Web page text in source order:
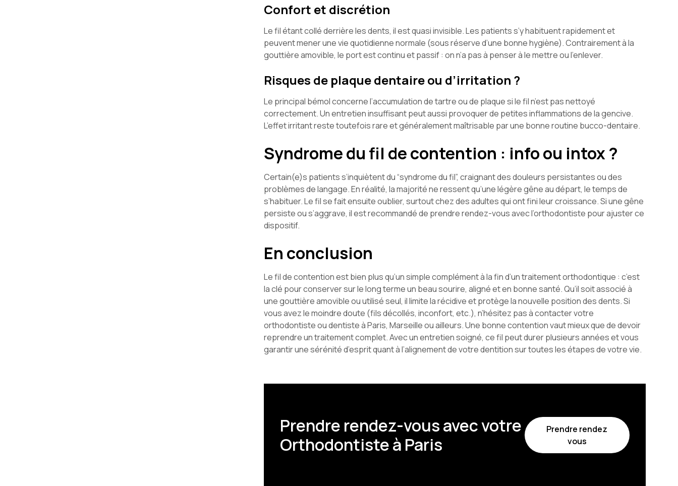
Confort et discrétion
Le fil étant collé derrière les dents, il est quasi invisible. Les patients s’y habituent rapidement et
peuvent mener une vie quotidienne normale (sous réserve d’une bonne hygiène). Contrairement à la
gouttière amovible, le port est continu et passif : on n’a pas à penser à le mettre ou l’enlever.
Risques de plaque dentaire ou d’irritation ?
Le principal bémol concerne l’accumulation de tartre ou de plaque si le fil n’est pas nettoyé
correctement. Un entretien insuffisant peut aussi provoquer de petites inflammations de la gencive.
L’effet irritant reste toutefois rare et généralement maîtrisable par une bonne routine bucco-dentaire.
Syndrome du fil de contention : info ou intox ?
Certain(e)s patients s’inquiètent du “syndrome du fil”, craignant des douleurs persistantes ou des
problèmes de langage. En réalité, la majorité ne ressent qu’une légère gêne au départ, le temps de
s’habituer. Le fil se fait ensuite oublier, surtout chez des adultes qui ont fini leur croissance. Si une gêne
persiste ou s’aggrave, il est recommandé de prendre rendez-vous avec l’orthodontiste pour ajuster ce
dispositif.
En conclusion
Le fil de contention est bien plus qu’un simple complément à la fin d’un traitement orthodontique : c’est
la clé pour conserver sur le long terme un beau sourire, aligné et en bonne santé. Qu’il soit associé à
une gouttière amovible ou utilisé seul, il limite la récidive et protège la nouvelle position des dents. Si
vous avez le moindre doute (fils décollés, inconfort, etc.), n’hésitez pas à contacter votre
orthodontiste ou dentiste à Paris, Marseille ou ailleurs. Une bonne contention vaut mieux que de devoir
reprendre un traitement complet. Avec un entretien soigné, ce fil peut durer plusieurs années et vous
garantir une sérénité d’esprit quant à l’alignement de votre dentition sur toutes les étapes de votre vie.
Prendre rendez-vous avec votre
Orthodontiste à Paris
Prendre rendez
vous